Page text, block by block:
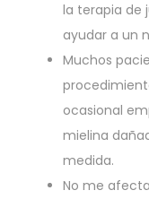
la terapia de
ayudar a un
Muchos
ocasional
mielina
medida.
No me